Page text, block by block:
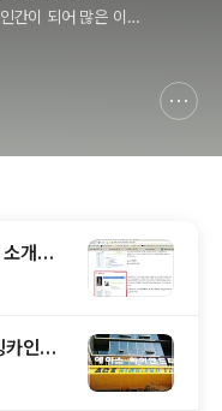
간이 되어 많은 이들
!! 달콤살벌
개가
인터
ㅡ